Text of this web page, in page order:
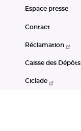
Espace presse
Contact
Réclamation
Caisse des Dépôts
Ciclade